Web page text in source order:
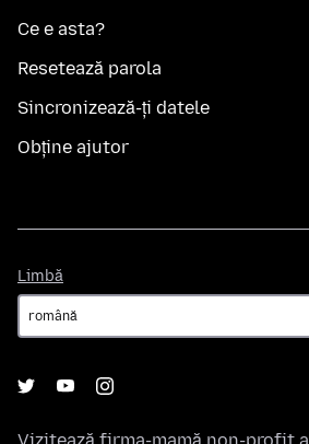
Ce e asta?
Resetează parola
Sincronizează-ți datele
Obține ajutor
Limbă